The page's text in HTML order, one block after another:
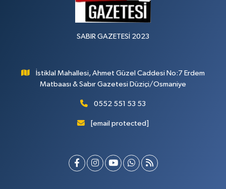
SABIR GAZETESİ 2023
İstiklal Mahallesi, Ahmet Güzel Caddesi No:7 Erdem
Matbaası & Sabır Gazetesi Düziçi/Osmaniye
0552 551 53 53
[email protected]